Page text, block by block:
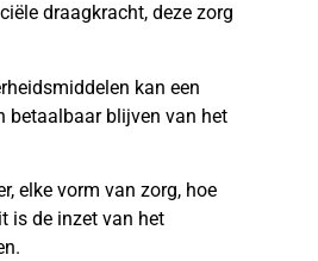
draagkracht, deze zorg
kan een
betaalbaar blijven van het
elke vorm van zorg, hoe
is de inzet van het